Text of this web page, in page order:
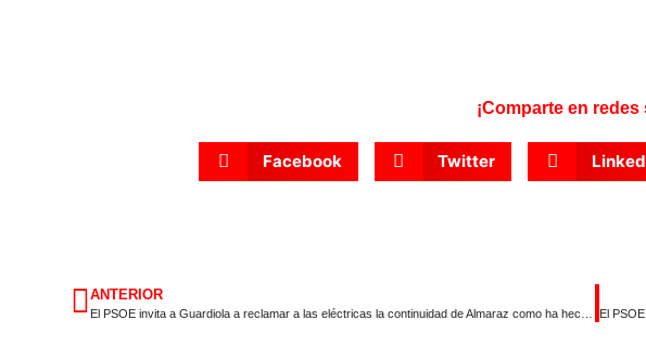
¡Comparte en
Facebook Twitter
ANTERIOR